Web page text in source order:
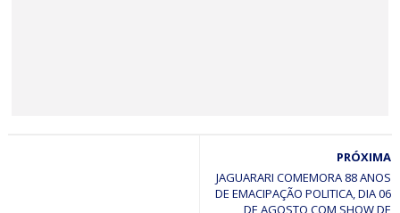
Minério extraído de Jaguarari coloca o município entre os
principais exportadores da Bahia em 2026
PRÓXIMA
JAGUARARI COMEMORA 88 ANOS
DE EMACIPAÇÃO POLITICA, DIA 06